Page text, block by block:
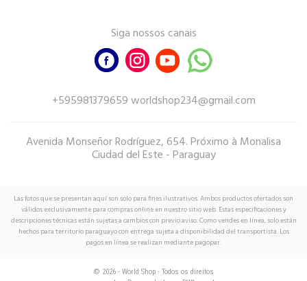
Siga nossos canais
+595981379659 worldshop234@gmail.com
Avenida Monseñor Rodríguez, 654. Próximo à Monalisa
Ciudad del Este - Paraguay
Las fotos que se presentan aquí son solo para fines ilustrativos. Ambos productos ofertados son
válidos exclusivamente para compras online en nuestro sitio web. Estas especificaciones y
descripciones técnicas están sujetas a cambios con previo aviso. Como vendes en línea, solo están
hechos para territorio paraguayo con entrega sujeta a disponibilidad del transportista. Los
pagos en línea se realizan mediante pagopar.
© 2026 - World Shop - Todos os direitos